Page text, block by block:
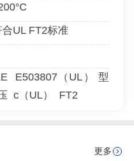
UL FT2标准
E503807（UL） 型
c（UL） FT2
更多